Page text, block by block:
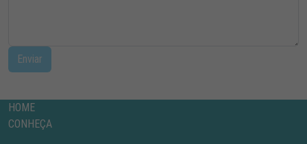
Enviar
HOME
CONHEÇA